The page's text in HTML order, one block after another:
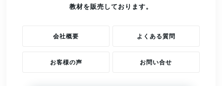
教材を販売しております。
会社概要 よくある質問
お客様の声 お問い合せ